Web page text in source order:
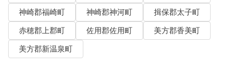
神崎郡福崎町
神崎郡神河町
揖保郡太子町
赤穂郡上郡町
佐用郡佐用町
美方郡香美町
美方郡新温泉町